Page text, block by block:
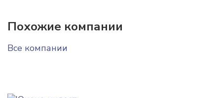
Похожие компании
Все компании